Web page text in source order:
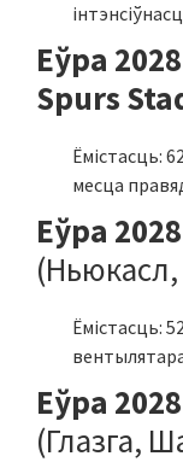
Еўра
Spurs
Ёмістасць:
месца
Еўра
(Ньюкасл,
Ёмістасць:
Еўра
(Глазга,